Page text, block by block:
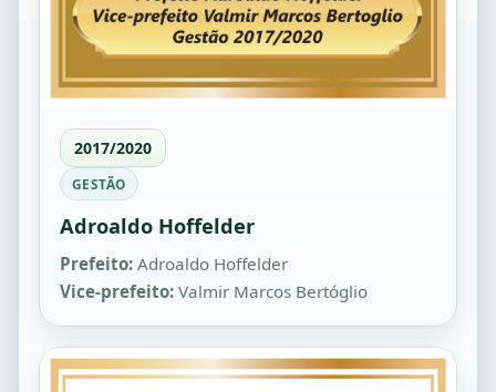
2017/2020
GESTÃO
Adroaldo Hoffelder
Prefeito: Adroaldo Hoffelder
Vice-prefeito: Valmir Marcos Bertóglio